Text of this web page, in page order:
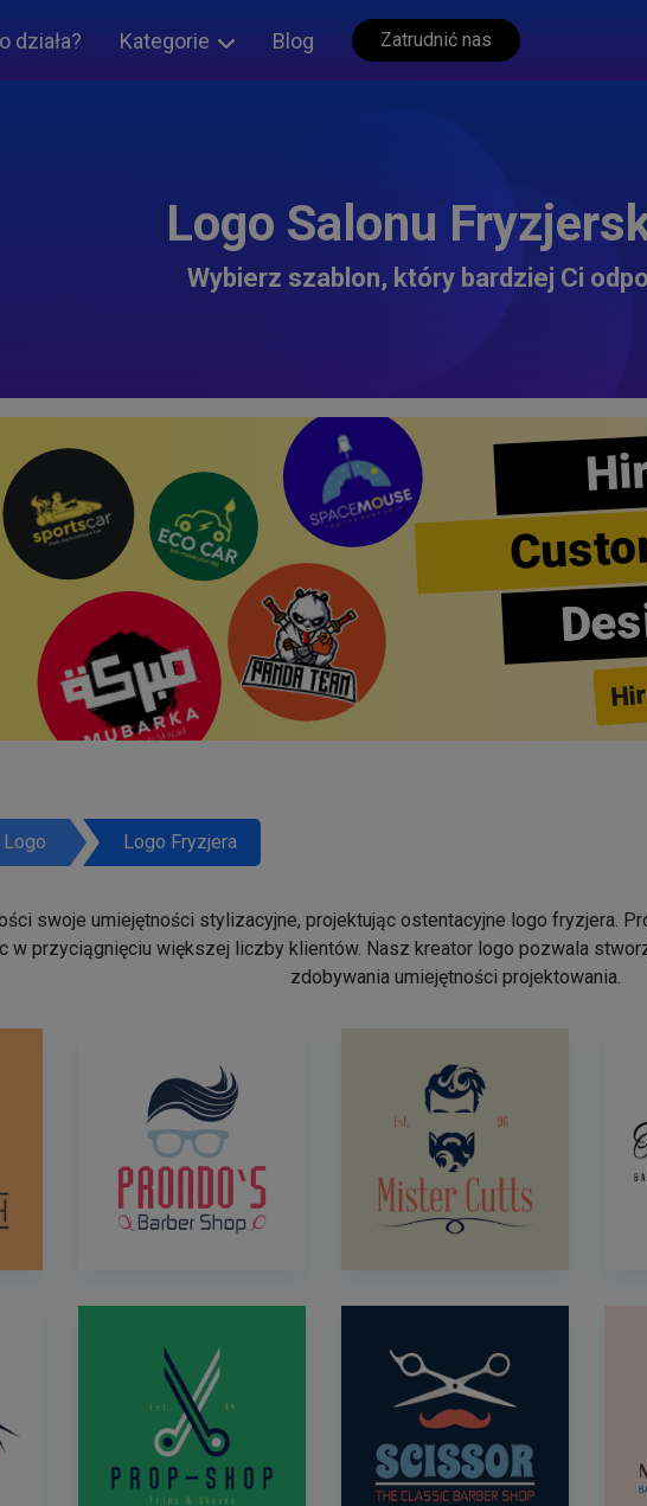
działa? Kategorie Blog Zatrudnić nas
Logo Salonu
Wybierz szablon, który bardziej Ci
Logo Fryzjera
swoje umiejętności stylizacyjne, projektując ostentacyjne logo fryzjera.
w przyciągnięciu większej liczby klientów. Nasz kreator logo pozwala
zdobywania umiejętności projektowania.